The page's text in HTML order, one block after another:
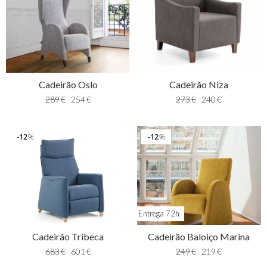
Cadeirão Oslo
289€ 254€
Cadeirão Niza
273€ 240 €
%
12
Cadeirão Tribeca
683€ 601 €
Entrega 72h
%
12
Cadeirão Baloiço Marina
249€ 219 €